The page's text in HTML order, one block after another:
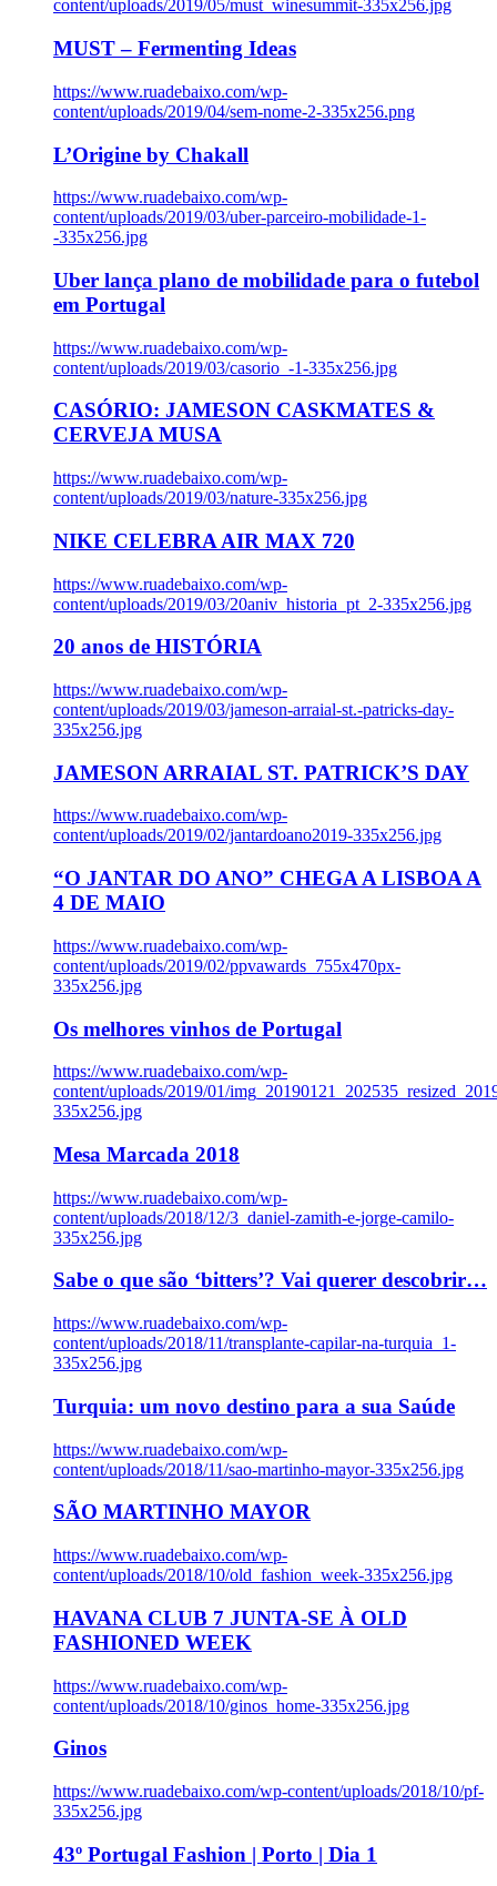
content/uploads/2019/05/must_winesummit-335x256.jpg
MUST – Fermenting Ideas
https://www.ruadebaixo.com/wp-
content/uploads/2019/04/sem-nome-2-335x256.png
L’Origine by Chakall
https://www.ruadebaixo.com/wp-
content/uploads/2019/03/uber-parceiro-mobilidade-1-
-335x256.jpg
Uber lança plano de mobilidade para o futebol
em Portugal
https://www.ruadebaixo.com/wp-
content/uploads/2019/03/casorio_-1-335x256.jpg
CASÓRIO: JAMESON CASKMATES &
CERVEJA MUSA
https://www.ruadebaixo.com/wp-
content/uploads/2019/03/nature-335x256.jpg
NIKE CELEBRA AIR MAX 720
https://www.ruadebaixo.com/wp-
content/uploads/2019/03/20aniv_historia_pt_2-335x256.jpg
20 anos de HISTÓRIA
https://www.ruadebaixo.com/wp-
content/uploads/2019/03/jameson-arraial-st.-patricks-day-
335x256.jpg
JAMESON ARRAIAL ST. PATRICK’S DAY
https://www.ruadebaixo.com/wp-
content/uploads/2019/02/jantardoano2019-335x256.jpg
“O JANTAR DO ANO” CHEGA A LISBOA A
4 DE MAIO
https://www.ruadebaixo.com/wp-
content/uploads/2019/02/ppvawards_755x470px-
335x256.jpg
Os melhores vinhos de Portugal
https://www.ruadebaixo.com/wp-
content/uploads/2019/01/
335x256.jpg
Mesa Marcada 2018
https://www.ruadebaixo.com/wp-
content/uploads/2018/12/3_daniel-zamith-e-jorge-camilo-
335x256.jpg
Sabe o que são ‘bitters’? Vai querer descobrir…
https://www.ruadebaixo.com/wp-
content/uploads/2018/11/transplante-capilar-na-turquia_1-
335x256.jpg
Turquia: um novo destino para a sua Saúde
https://www.ruadebaixo.com/wp-
content/uploads/2018/11/sao-martinho-mayor-335x256.jpg
SÃO MARTINHO MAYOR
https://www.ruadebaixo.com/wp-
content/uploads/2018/10/old_fashion_week-335x256.jpg
HAVANA CLUB 7 JUNTA-SE À OLD
FASHIONED WEEK
https://www.ruadebaixo.com/wp-
content/uploads/2018/10/ginos_home-335x256.jpg
Ginos
https://www.ruadebaixo.com/wp-content/uploads/2018/10/pf-
335x256.jpg
43º Portugal Fashion | Porto | Dia 1